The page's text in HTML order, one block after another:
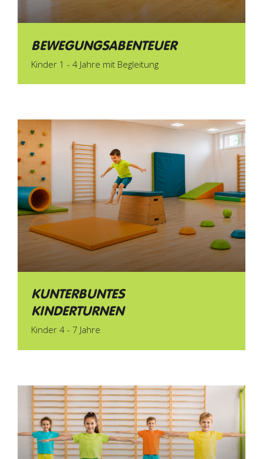
BEWEGUNGSABENTEUER
Kinder 1 - 4 Jahre mit Begleitung
KUNTERBUNTES
KINDERTURNEN
Kinder 4 - 7 Jahre